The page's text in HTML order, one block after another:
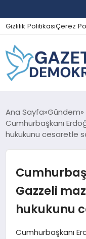
Gizlilik PolitikasıÇerez
GÜNDEM
EKONOMI
SPOR
Ana Sayfa Gündem
Cumhurbaşkanı
hukukunu cesaretle
Gazzeli
hukukunu
Cumhurbaşkanı